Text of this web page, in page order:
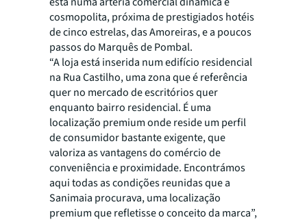
cosmopolita, próxima de prestigiados hotéis
de cinco estrelas, das Amoreiras, e a poucos
passos do Marquês de Pombal.
“A loja está inserida num edifício residencial
na Rua Castilho, uma zona que é referência
quer no mercado de escritórios quer
enquanto bairro residencial. É uma
localização premium onde reside um perfil
de consumidor bastante exigente, que
valoriza as vantagens do comércio de
conveniência e proximidade. Encontrámos
aqui todas as condições reunidas que a
Sanimaia procurava, uma localização
premium que refletisse o conceito da marca”,